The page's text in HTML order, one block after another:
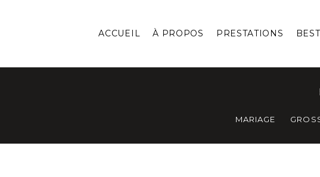
ACCUEIL À PROPOS PRESTATIONS
MARIAGE